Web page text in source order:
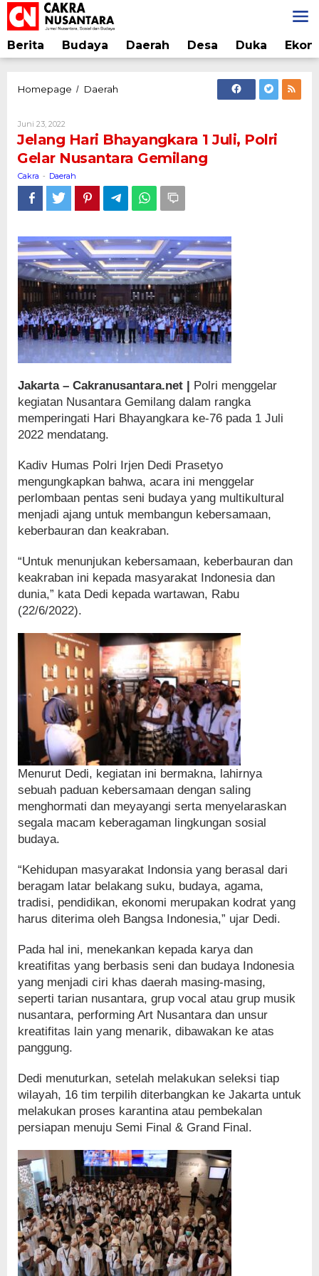
Lewati
ke
konten
Berita Budaya Daerah Desa Duka
Homepage / Daerah
Juli,
Polri
Nusantara
Gemilang
Juni 23, 2022
Cakra
Jelang Hari Bhayangkara 1 Juli, Polri
Gelar Nusantara Gemilang
Cakra - Daerah
Jakarta – Cakranusantara.net | Polri menggelar
kegiatan Nusantara Gemilang dalam rangka
memperingati Hari Bhayangkara ke-76 pada 1 Juli
2022 mendatang.
Kadiv Humas Polri Irjen Dedi Prasetyo
mengungkapkan bahwa, acara ini menggelar
perlombaan pentas seni budaya yang multikultural
menjadi ajang untuk membangun kebersamaan,
keberbauran dan keakraban.
“Untuk menunjukan kebersamaan, keberbauran dan
keakraban ini kepada masyarakat Indonesia dan
dunia,” kata Dedi kepada wartawan, Rabu
(22/6/2022).
Menurut Dedi, kegiatan ini bermakna, lahirnya
sebuah paduan kebersamaan dengan saling
menghormati dan meyayangi serta menyelaraskan
segala macam keberagaman lingkungan sosial
budaya.
“Kehidupan masyarakat Indonsia yang berasal dari
beragam latar belakang suku, budaya, agama,
tradisi, pendidikan, ekonomi merupakan kodrat yang
harus diterima oleh Bangsa Indonesia,” ujar Dedi.
Pada hal ini, menekankan kepada karya dan
kreatifitas yang berbasis seni dan budaya Indonesia
yang menjadi ciri khas daerah masing-masing,
seperti tarian nusantara, grup vocal atau grup musik
nusantara, performing Art Nusantara dan unsur
kreatifitas lain yang menarik, dibawakan ke atas
panggung.
Dedi menuturkan, setelah melakukan seleksi tiap
wilayah, 16 tim terpilih diterbangkan ke Jakarta untuk
melakukan proses karantina atau pembekalan
persiapan menuju Semi Final & Grand Final.